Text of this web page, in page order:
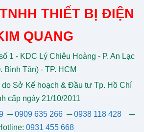
THIẾT BỊ ĐIỆN
QUANG
1 - KDC Lý Chiêu Hoàng - P. An Lạc
Bình Tân) - TP. HCM
do Sở Kế hoạch & Đầu tư Tp. Hồ Chí
cấp ngày 21/10/2011
─0909 635 266─0938 118 428─
0931 455 668